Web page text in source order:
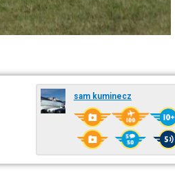
sam kuminecz